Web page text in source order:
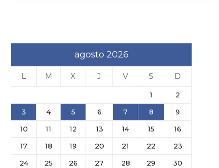
agosto 2026
L M X J V S D
1
2
3
4 5 6 7 8
9
10
11 12 13 14 15
16
17
18 19 20 21 22
23
24
25 26 27 28 29
30